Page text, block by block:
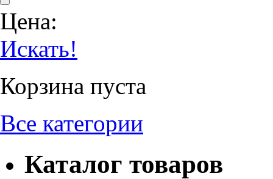
Цена:
Искать!
Корзина пуста
Все категории
Каталог товаров